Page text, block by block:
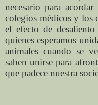
necesario para
colegios médicos y los
el efecto de
quienes esperamos
animales cuando se
saben unirse para
que padece nuestra